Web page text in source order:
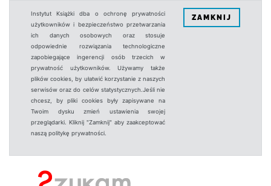
Instytut Książki dba o ochronę prywatności
użytkowników i bezpieczeństwo przetwarzania
ich danych osobowych oraz stosuje
odpowiednie rozwiązania technologiczne
zapobiegające ingerencji osób trzecich w
prywatność użytkowników. Używamy także
plików cookies, by ułatwić korzystanie z naszych
serwisów oraz do celów statystycznych.Jeśli nie
chcesz, by pliki cookies były zapisywane na
Twoim dysku zmień ustawienia swojej
przeglądarki. Kliknij "Zamknij" aby zaakceptować
naszą politykę prywatności.
ZAMKNIJ